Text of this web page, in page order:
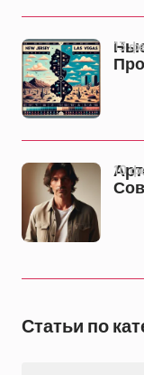
13
10
Статьи по